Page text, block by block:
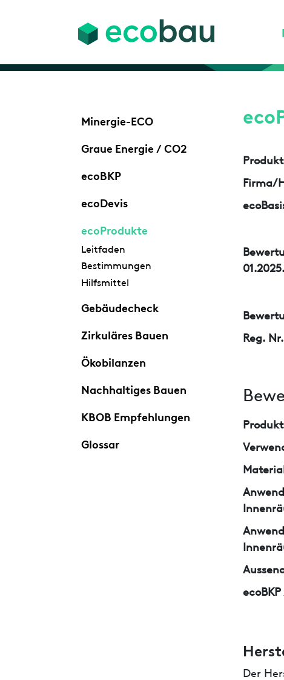
Minergie-ECO
Graue Energie / CO2
ecoBKP
ecoDevis
ecoProdukte
Leitfaden
Bestimmungen
Hilfsmittel
Gebäudecheck
Zirkuläres Bauen
Ökobilanzen
Nachhaltiges Bauen
KBOB Empfehlungen
Glossar
Firma/
Reg.
Der